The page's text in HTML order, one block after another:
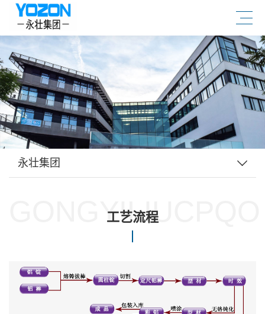
永壮集团
GONGYILIUCPQO
工艺流程